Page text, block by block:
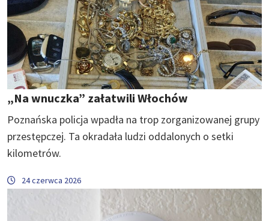
„Na wnuczka” załatwili Włochów
Poznańska policja wpadła na trop zorganizowanej grupy
przestępczej. Ta okradała ludzi oddalonych o setki
kilometrów.
24 czerwca 2026